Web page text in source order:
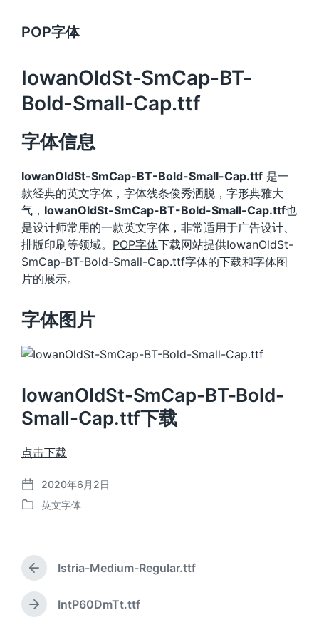
POP字体
IowanOldSt-SmCap-BT-
Bold-Small-Cap.ttf
字体信息
IowanOldSt-SmCap-BT-Bold-Small-Cap.ttf 是一
款经典的英文字体，字体线条俊秀洒脱，字形典雅大
气， IowanOldSt-SmCap-BT-Bold-Small-Cap.ttf也
是设计师常用的一款英文字体，非常适用于广告设计、
排版印刷等领域。 POP字体下载网站提供IowanOldSt-
SmCap-BT-Bold-Small-Cap.ttf字体的下载和字体图
片的展示。
字体图片
IowanOldSt-SmCap-BT-Bold-
Small-Cap.ttf下载
点击下载
发
布
2020年6月2日
发
英文字体
上
篇
文
章
Istria-Medium-Regular.ttf
下
IntP60DmTt.ttf